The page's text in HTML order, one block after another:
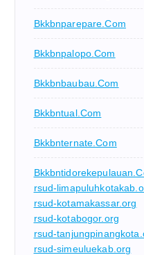
Bkkbnparepare.com
Bkkbnpalopo.com
Bkkbnbaubau.com
Bkkbntual.com
Bkkbnternate.com
rsud-
rsud-kotamakassar.org
rsud-kotabogor.org
rsud-
rsud-simeuluekab.org